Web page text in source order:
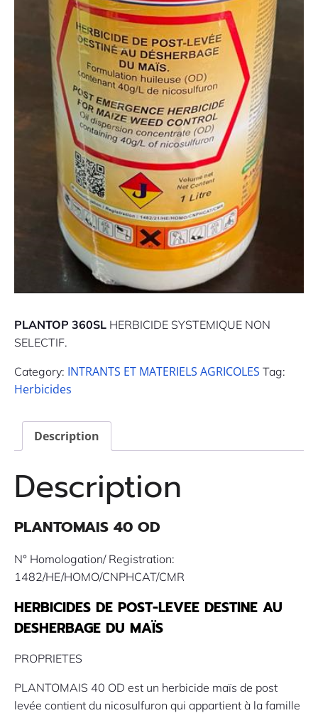
PLANTOP 360SL HERBICIDE SYSTEMIQUE NON
SELECTIF.
Category: INTRANTS ET MATERIELS AGRICOLES Tag:
Herbicides
Description
Description
PLANTOMAIS 40 OD
N° Homologation/ Registration:
1482/HE/HOMO/CNPHCAT/CMR
HERBICIDES DE POST-LEVEE DESTINE AU
DESHERBAGE DU MAÏS
PROPRIETES
PLANTOMAIS 40 OD est un herbicide maïs de post
levée contient du nicosulfuron qui appartient à la famille